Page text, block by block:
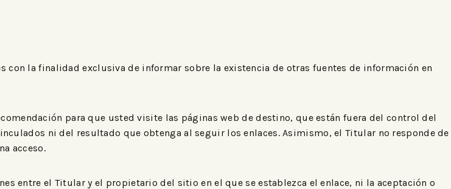
con la finalidad exclusiva de informar sobre la existencia de otras fuentes de información en
para que usted visite las páginas web de destino, que están fuera del control del
ni del resultado que obtenga al seguir los enlaces. Asimismo, el Titular no responde de
acceso.
entre el Titular y el propietario del sitio en el que se establezca el enlace, ni la aceptación o